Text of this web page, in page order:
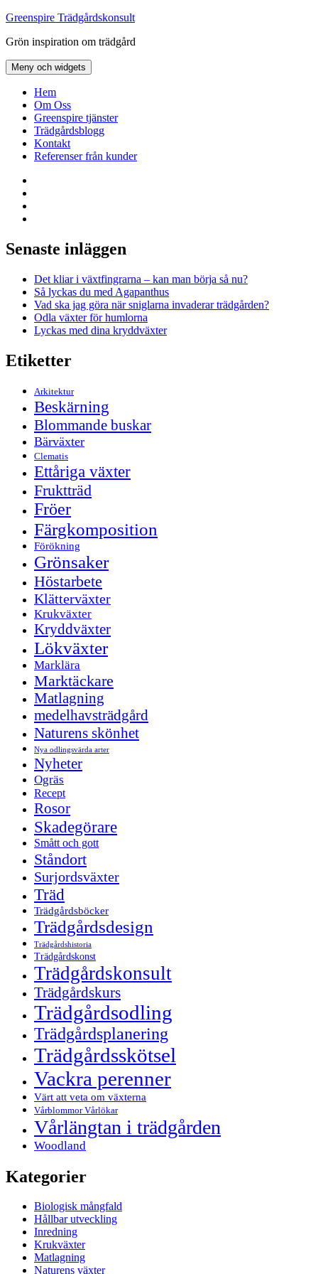
Hoppa
innehåll
Greenspire Trädgårdskonsult
Grön inspiration om trädgård
Meny och widgets
Hem
Om Oss
Greenspire tjänster
Trädgårdsblogg
Kontakt
Referenser från kunder
Senaste inläggen
Det kliar i växtfingrarna – kan man börja så nu?
Så lyckas du med Agapanthus
Vad ska jag göra när sniglarna invaderar trädgården?
Odla växter för humlorna
Lyckas med dina kryddväxter
Etiketter
Arkitektur
Beskärning
Blommande buskar
Bärväxter
Clematis
Ettåriga växter
Fruktträd
Fröer
Färgkomposition
Förökning
Grönsaker
Höstarbete
Klätterväxter
Krukväxter
Kryddväxter
Lökväxter
Marklära
Marktäckare
Matlagning
medelhavsträdgård
Naturens skönhet
Nya odlingsvärda arter
Nyheter
Ogräs
Recept
Rosor
Skadegörare
Smått och gott
Ståndort
Surjordsväxter
Träd
Trädgårdsböcker
Trädgårdsdesign
Trädgårdshistoria
Trädgårdskonst
Trädgårdskonsult
Trädgårdskurs
Trädgårdsodling
Trädgårdsplanering
Trädgårdsskötsel
Vackra perenner
Värt att veta om växterna
Vårblommor Vårlökar
Vårlängtan i trädgården
Woodland
Kategorier
Biologisk mångfald
Hållbar utveckling
Inredning
Krukväxter
Matlagning
Naturens växter